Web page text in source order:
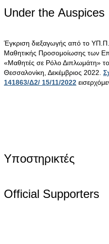
Under the Αuspices
Έγκριση διεξαγωγής από το
Μαθητικής Προσομοίωσης των
«Μαθητές σε Ρόλο Διπλωμάτη»
Θεσσαλονίκη, Δεκέμβριος 2022.
141863/Δ2/ 15/11/2022
Υποστηρικτές
Official Supporters